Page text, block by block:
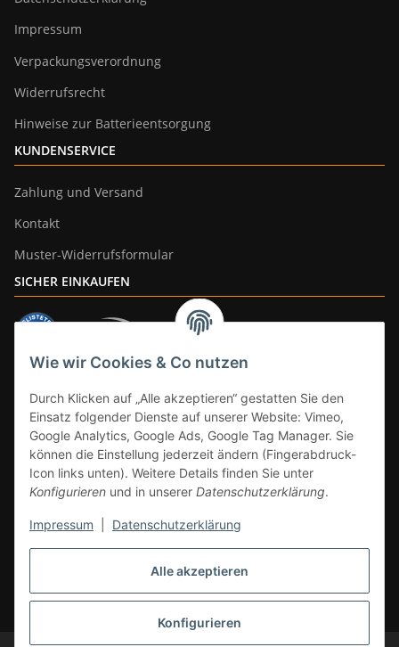
Alle akzeptieren
Konfigurieren
Wie wir Cookies & Co nutzen
Durch Klicken auf „Alle akzeptieren“ gestatten Sie den
Einsatz folgender Dienste auf unserer Website: Vimeo,
Google Analytics, Google Ads, Google Tag Manager. Sie
können die Einstellung jederzeit ändern (Fingerabdruck-
Icon links unten). Weitere Details finden Sie unter
Konfigurieren und in unserer Datenschutzerklärung.
Impressum Datenschutzerklärung
Impressum
Verpackungsverordnung
Widerrufsrecht
Hinweise zur Batterieentsorgung
KUNDENSERVICE
Zahlung und Versand
Kontakt
Muster-Widerrufsformular
SICHER EINKAUFEN
* Alle Preise inkl. gesetzlicher Mwst., zzgl.Versand
DE, gilt nicht für Großgeräte per Spedition). Artikel mit 0% MwSt. (gem. §